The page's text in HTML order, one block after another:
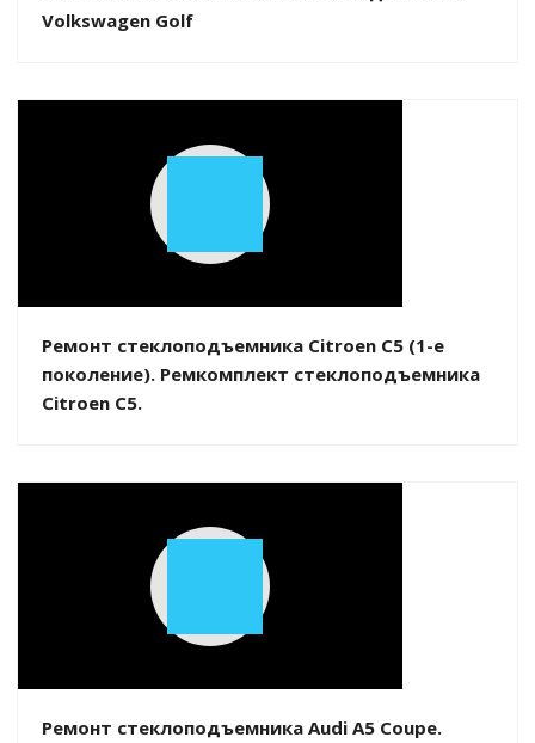
Volkswagen Golf
Play
Ремонт стеклоподъемника Citroen C5 (1-е
поколение). Ремкомплект стеклоподъемника
Citroen C5.
Play
Ремонт стеклоподъемника Audi A5 Coupe.